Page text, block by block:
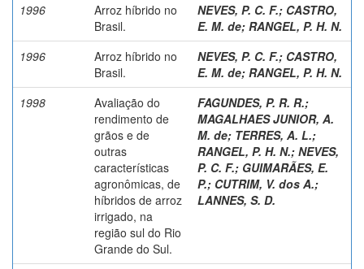
1996
Arroz híbrido no
Brasil.
NEVES, P. C. F.; CASTRO,
E. M. de; RANGEL, P. H. N.
1996
Arroz híbrido no
Brasil.
NEVES, P. C. F.; CASTRO,
E. M. de; RANGEL, P. H. N.
1998
Avaliação do
rendimento de
grãos e de
outras
características
agronômicas, de
híbridos de arroz
irrigado, na
região sul do Rio
Grande do Sul.
FAGUNDES, P. R. R.;
MAGALHAES JUNIOR, A.
M. de; TERRES, A. L.;
RANGEL, P. H. N.; NEVES,
P. C. F.; GUIMARÃES, E.
P.; CUTRIM, V. dos A.;
LANNES, S. D.